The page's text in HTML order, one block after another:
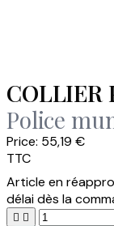
COLLIER
Police
Price: 55,19 €
TTC
Article en
délai dès la
 